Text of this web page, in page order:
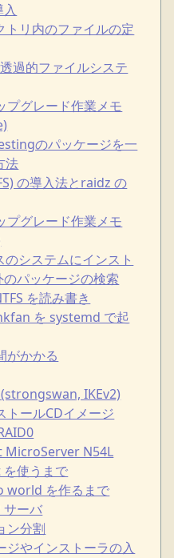
リ内のファイルの定
過的ファイルシステ
グレード作業メモ
のパッケージを一
法
の導入法とraidz の
グレード作業メモ
システムにインスト
パッケージの検索
を読み書き
を systemd で起
がかかる
IKEv2)
ールCDイメージ
MicroServer N54L
使うまで
world を作るまで
サーバ
ン分割
やインストーラの入